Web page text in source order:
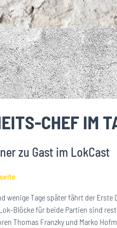
ALLES
LOK
UNSERE 1.
SCHULE
UNSERE
EIN
GROSSE UND
CHEF IM
zu Gast im LokCast
wenige Tage später fährt der
Blöcke für beide Partien sind
Thomas Franzky und Marko